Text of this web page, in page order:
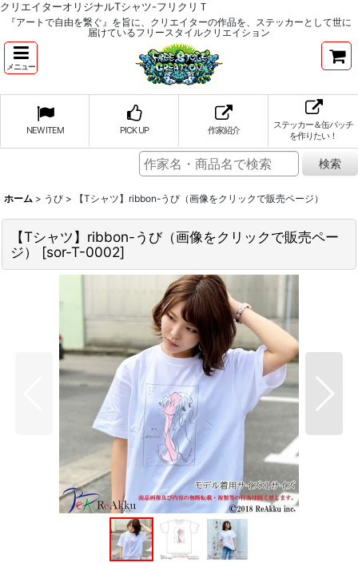
クリエイターオリジナルTシャツ-フリクリＴ
『アートで自由を繋ぐ』を旨に、クリエイターの作品を、ステッカーとして世に
届けているフリースタイルクリエイション
メニュー
NEW ITEM PICK UP 作家紹介
ステッカー＆缶バッチ
を作りたい！
ホーム > うび > 【Tシャツ】ribbon-うび（画像をクリックで販売ページ）
【Tシャツ】ribbon-うび（画像をクリックで販売ペー
ジ）
[sor-T-0002]